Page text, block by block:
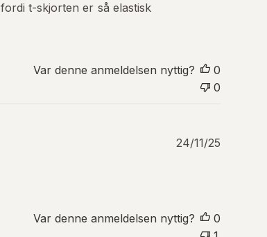
t-skjorten er så elastisk
r
i
d
Var denne anmeldelsen nyttig?
0
0
P
e
24/11/25
Var denne anmeldelsen nyttig?
0